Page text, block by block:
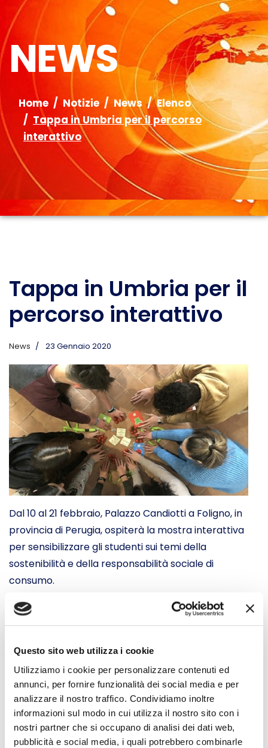
Questo sito web utilizza i cookie
Utilizziamo i cookie per personalizzare contenuti ed
annunci, per fornire funzionalità dei social media e per
analizzare il nostro traffico. Condividiamo inoltre
informazioni sul modo in cui utilizza il nostro sito con i
nostri partner che si occupano di analisi dei dati web,
pubblicità e social media, i quali potrebbero combinarle
NEWS
Home Notizie News
Elenco
Tappa in Umbria per il percorso
interattivo
Tappa in Umbria per il
percorso interattivo
News 23 Gennaio 2020
Dal 10 al 21 febbraio, Palazzo Candiotti a Foligno, in
provincia di Perugia, ospiterà la mostra interattiva
per sensibilizzare gli studenti sui temi della
sostenibilità e della responsabilità sociale di
consumo.
percorso è stato progettato come un gioco di ruolo:
la possibilità di sperimentare la propria condizione di
cittadino/consumatore e, passando attraverso tutte
le attività produttive, potranno toccare con mano le
origini dei prodotti e gli aspetti negativi legati alla loro
produzione, allo scopo di favorire lo sviluppo di un
atteggiamento critico e responsabile sui propri